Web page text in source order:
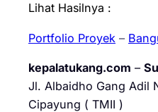
Lihat Hasilnya :
Portfolio Proyek –
kepalatukang.com –
Jl. Albaidho Gang Adil
Cipayung ( TMII )